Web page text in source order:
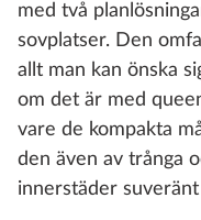
med två
sovplatser. Den
allt man kan önska
om det är med
vare de kompakta
den även av trånga
innerstäder